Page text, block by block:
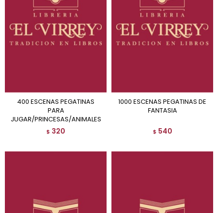
400 ESCENAS PEGATINAS
PARA
JUGAR/PRINCESAS/ANIMALES
$ 320
1000 ESCENAS PEGATINAS DE
FANTASIA
$ 540